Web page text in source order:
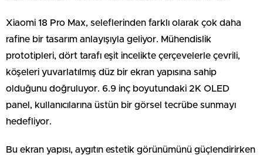
Xiaomi 18 Pro Max, seleflerinden farklı olarak çok daha
rafine bir tasarım anlayışıyla geliyor. Mühendislik
prototipleri, dört tarafı eşit incelikte çerçevelerle çevrili,
köşeleri yuvarlatılmış düz bir ekran yapısına sahip
olduğunu doğruluyor. 6.9 inç boyutundaki 2K OLED
panel, kullanıcılarına üstün bir görsel tecrübe sunmayı
hedefliyor.
Bu ekran yapısı, aygıtın estetik görünümünü güçlendirirken